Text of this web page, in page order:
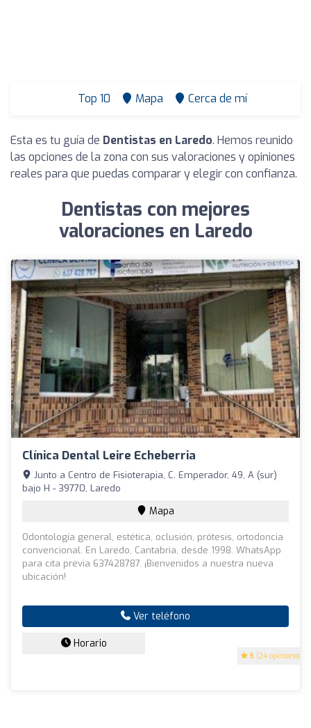
Top 10 Mapa Cerca de mí
Esta es tu guía de Dentistas en Laredo. Hemos reunido
las opciones de la zona con sus valoraciones y opiniones
reales para que puedas comparar y elegir con confianza.
Dentistas con mejores
valoraciones en Laredo
Clínica Dental Leire Echeberria
5 (24 opiniones)
Junto a Centro de Fisioterapia, C. Emperador, 49, A (sur)
bajo H - 39770, Laredo
Mapa
Odontología general, estética, oclusión, prótesis, ortodoncia
convencional. En Laredo, Cantabria, desde 1998. WhatsApp
para cita previa 637428787. ¡Bienvenidos a nuestra nueva
ubicación!
Ver teléfono
Horario